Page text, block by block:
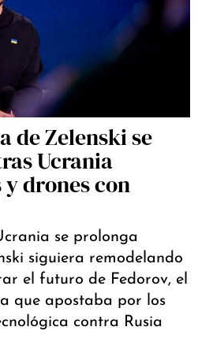
de Zelenski se
Ucrania
drones con
se prolonga
siguiera remodelando
el futuro de Fedorov, el
que apostaba por los
contra Rusia